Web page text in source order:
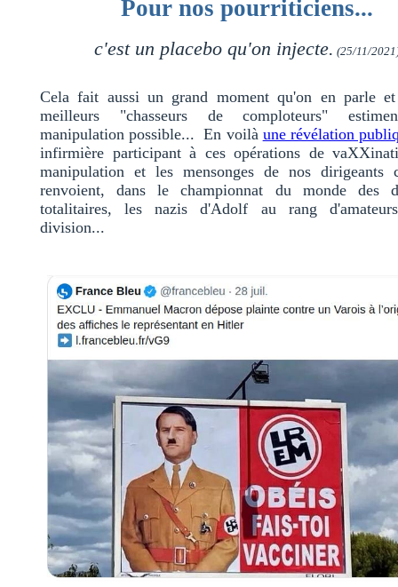
Pour nos pourriticiens...
c'est un placebo qu'on injecte. (25/11/
Cela fait aussi un grand moment qu'on en parle
meilleurs "chasseurs de comploteurs"
manipulation possible... En voilà une révélation
infirmière participant à ces opérations de
manipulation et les mensonges de nos dirigeants
renvoient, dans le championnat du monde des
totalitaires, les nazis d'Adolf au rang
division...